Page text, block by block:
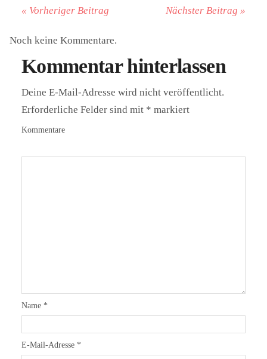
« Vorheriger Beitrag Nächster Beitrag »
Noch keine Kommentare.
Kommentar hinterlassen
Deine E-Mail-Adresse wird nicht veröffentlicht.
Erforderliche Felder sind mit * markiert
Kommentare
Name *
E-Mail-Adresse *